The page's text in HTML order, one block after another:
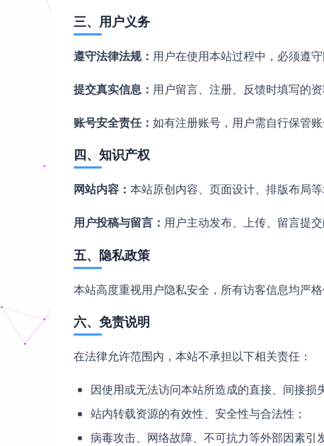
三、用户义务
遵守法律法规： 用户在使用本站过程中，必须遵
提交真实信息： 用户留言、注册、反馈时填写的
账号安全责任： 如有注册账号，用户需自行保管
四、知识产权
网站内容： 本站原创内容、页面设计、排版布局
用户投稿与留言： 用户主动发布、上传、留言提
五、隐私政策
本站高度重视用户隐私安全，所有访客信息均严
六、免责说明
在法律允许范围内，本站不承担以下相关责任：
因使用或无法访问本站所造成的直接、间接损
站内转载资源的有效性、安全性与合法性；
病毒攻击、网络故障、不可抗力等外部因素引